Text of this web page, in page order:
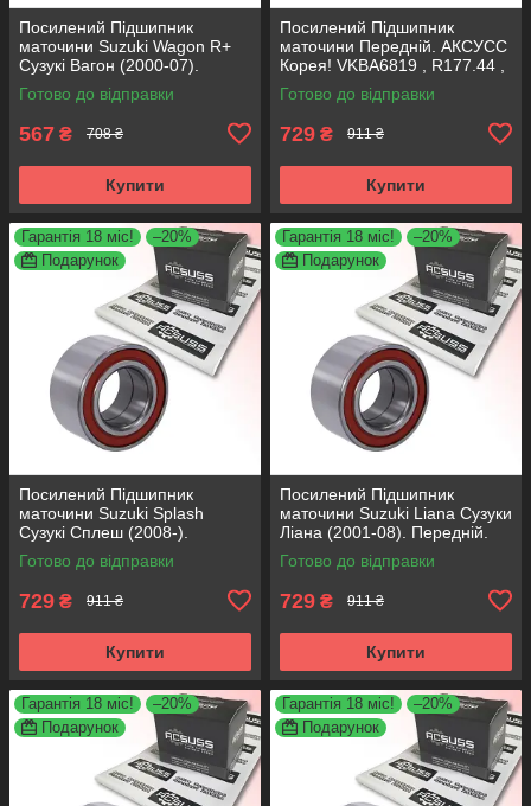
Посилений Підшипник
маточини Suzuki Wagon R+
Сузукі Вагон (2000-07).
Задній. АКСУСС Корея!
VKBA6639 , R153.60 ,
Готово до відправки
567 ₴ 708 ₴
Купити
Посилений Підшипник
маточини Передній. АКСУСС
Корея! VKBA6819 , R177.44 ,
713623470
Готово до відправки
729 ₴ 911 ₴
Купити
Гарантія 18 міс!
–20%
Подарунок
Посилений Підшипник
маточини Suzuki Splash
Сузукі Сплеш (2008-).
Передній. АКСУСС Корея!
VKBA6819 , R177.44 ,
Готово до відправки
729 ₴ 911 ₴
Купити
Гарантія 18 міс!
–20%
Подарунок
Посилений Підшипник
маточини Suzuki Liana Сузуки
Ліана (2001-08). Передній.
АКСУСС Корея! VKBA6819 ,
R177.44 , 713623470
Готово до відправки
729 ₴ 911 ₴
Купити
Гарантія 18 міс!
–20%
Подарунок
Гарантія 18 міс!
–20%
Подарунок